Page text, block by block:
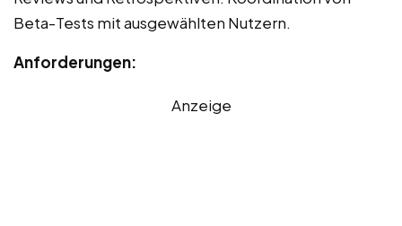
Beta-Tests mit ausgewählten Nutzern.
Anforderungen:
Anzeige